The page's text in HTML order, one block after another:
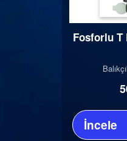
Fosforlu T
İncele